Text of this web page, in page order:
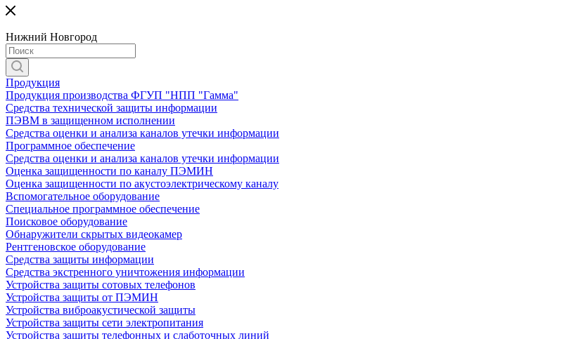
Нижний Новгород
Продукция
Продукция производства ФГУП "НПП "Гамма"
Средства технической защиты информации
ПЭВМ в защищенном исполнении
Средства оценки и анализа каналов утечки информации
Программное обеспечение
Средства оценки и анализа каналов утечки информации
Оценка защищенности по каналу ПЭМИН
Оценка защищенности по акустоэлектрическому каналу
Вспомогательное оборудование
Специальное программное обеспечение
Поисковое оборудование
Обнаружители скрытых видеокамер
Рентгеновское оборудование
Средства защиты информации
Средства экстренного уничтожения информации
Устройства защиты сотовых телефонов
Устройства защиты от ПЭМИН
Устройства виброакустической защиты
Устройства защиты сети электропитания
Устройства защиты телефонных и слаботочных линий